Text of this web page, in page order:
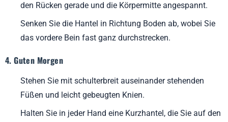
den Rücken gerade und die Körpermitte angespannt.
Senken Sie die Hantel in Richtung Boden ab, wobei Sie
das vordere Bein fast ganz durchstrecken.
4. Guten Morgen
Stehen Sie mit schulterbreit auseinander stehenden
Füßen und leicht gebeugten Knien.
Halten Sie in jeder Hand eine Kurzhantel, die Sie auf den